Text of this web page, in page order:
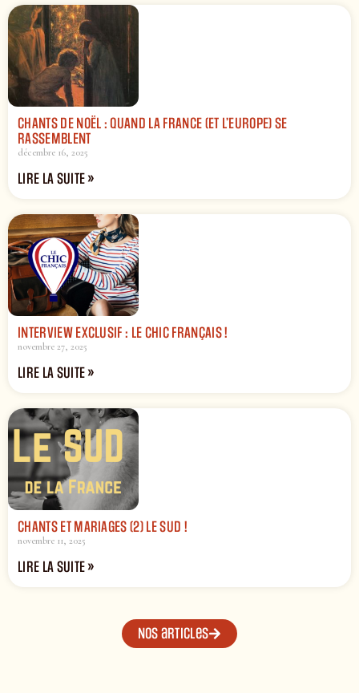
CHANTS DE NOËL : QUAND LA FRANCE (ET L’EUROPE) SE
RASSEMBLENT
décembre 16, 2025
LIRE LA SUITE »
INTERVIEW EXCLUSIF : LE CHIC FRANÇAIS !
novembre 27, 2025
LIRE LA SUITE »
CHANTS ET MARIAGES (2) LE SUD !
novembre 11, 2025
LIRE LA SUITE »
Nos articles